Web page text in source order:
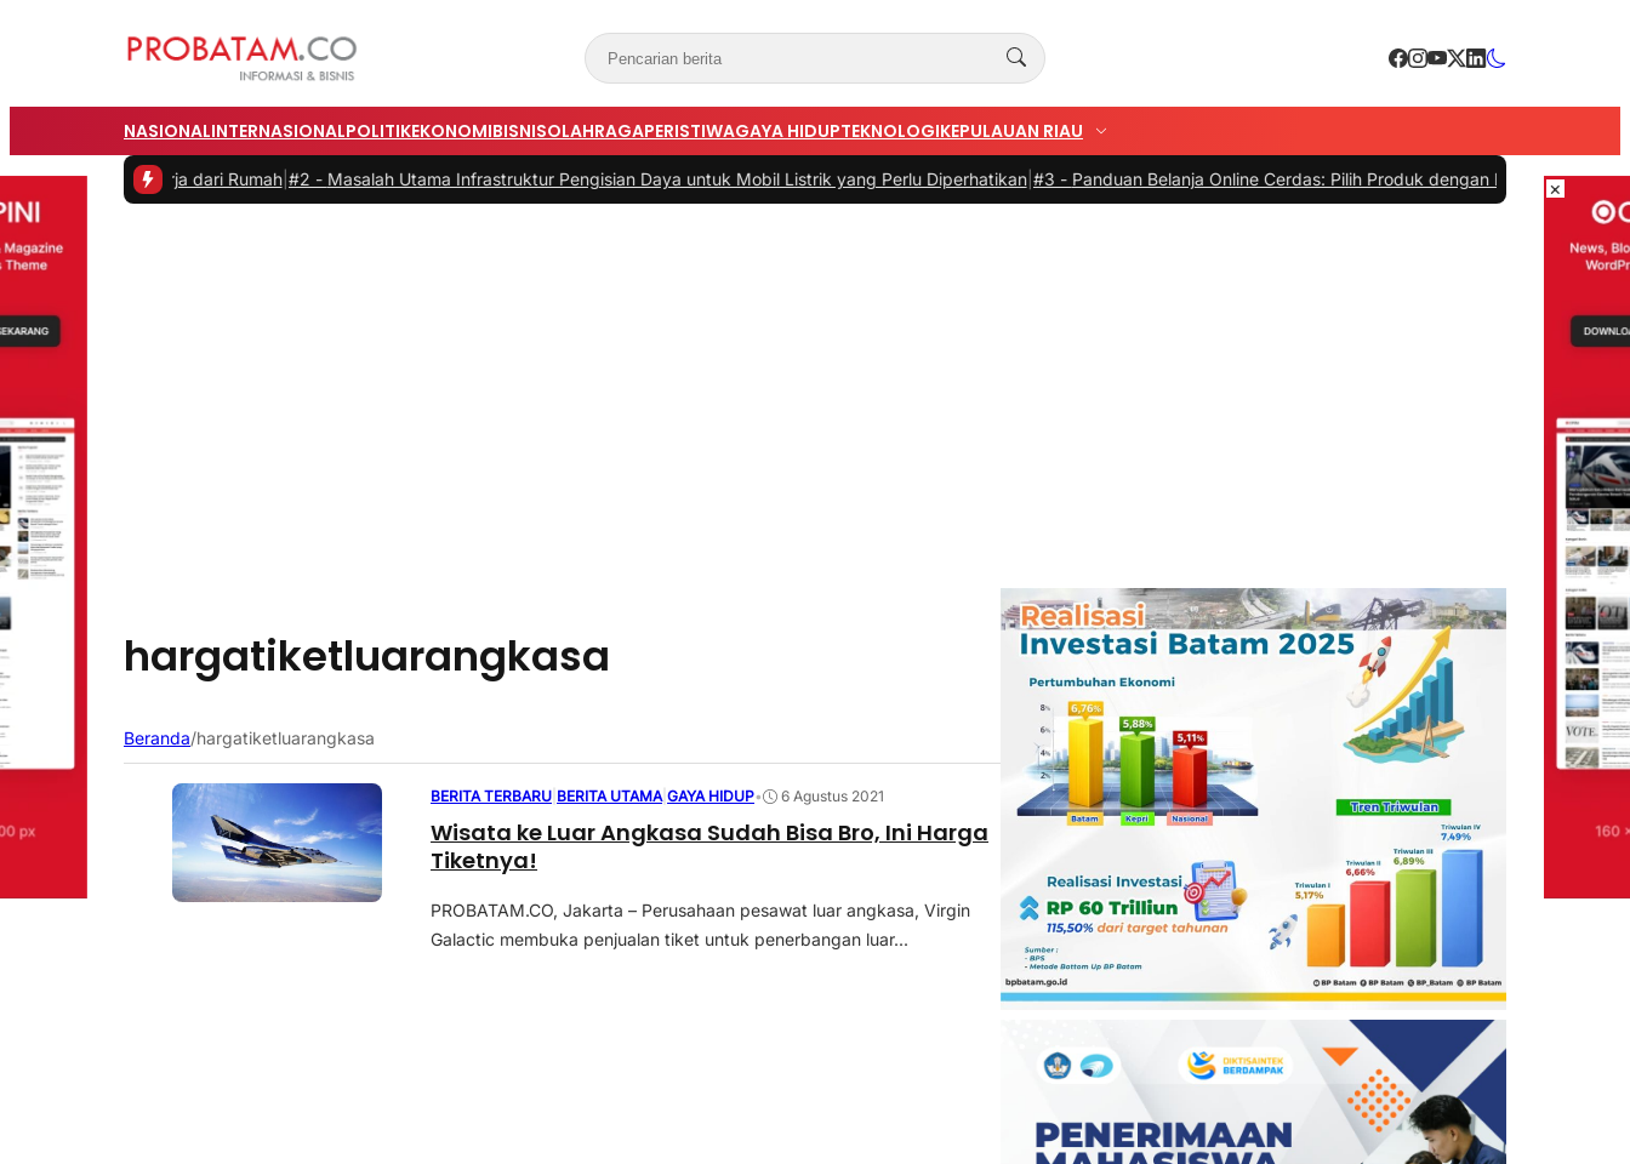
NASIONALINTERNASIONALPOLITIKEKONOMIBISNISOLAHRAGAPERISTIWAGAYA HIDUPTEKNOLOGIKEPULAUAN RIAU
Bekerja dari Rumah|#2 -Masalah Utama Infrastruktur Pengisian Daya untuk Mobil Listrik yang Perlu Diperhatikan|#3 -Panduan Belanja Online Cerdas: Pilih Produk dengan Bijak dan Hindari Penipuan|
hargatiketluarangkasa
Beranda/hargatiketluarangkasa
BERITA TERBARU BERITA UTAMA |GAYA HIDUP• 6 Agustus 2021
Wisata ke Luar Angkasa Sudah Bisa Bro, Ini Harga
Tiketnya!
PROBATAM.CO, Jakarta – Perusahaan pesawat luar angkasa, Virgin
Galactic membuka penjualan tiket untuk penerbangan luar...
×